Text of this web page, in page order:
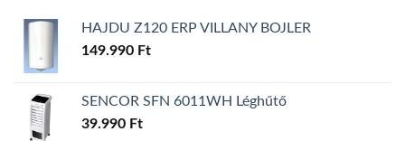
HAJDU Z120 ERP VILLANY BOJLER
149.990 Ft
SENCOR SFN 6011WH Léghűtő
39.990 Ft